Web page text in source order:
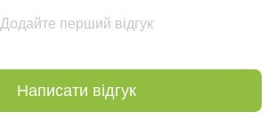
Додайте перший відгук
Написати відгук